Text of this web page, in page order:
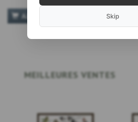
AJOUTER AU PANIER
MEILLEURES VENTES
Skip